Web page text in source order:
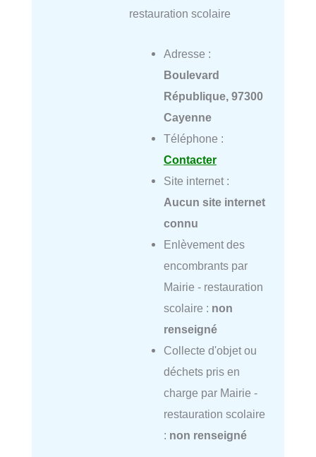
restauration scolaire
Adresse :
Boulevard
République, 97300
Cayenne
Téléphone :
Contacter
Site internet :
Aucun site internet
connu
Enlèvement des
encombrants par
Mairie - restauration
scolaire : non
renseigné
Collecte d'objet ou
déchets pris en
charge par Mairie -
restauration scolaire
: non renseigné